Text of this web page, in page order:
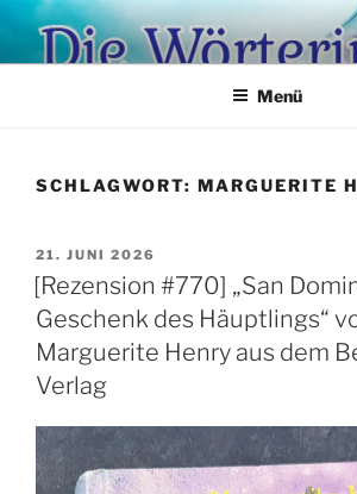
Zum
Inhalt
springen
Menü
SCHLAGWORT: MARGUERITE
VERÖFFENTLICHT
AM
21. JUNI 2026
[Rezension #770] „San
Geschenk des Häuptlings“
Marguerite Henry aus dem
Verlag